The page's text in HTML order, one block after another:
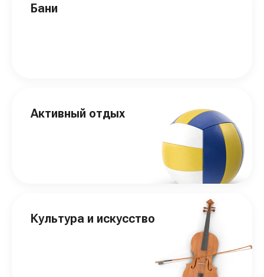
Бани
Активный отдых
Культура и искусство